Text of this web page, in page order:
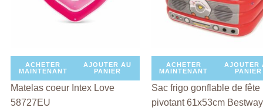
ACHETER
MAINTENANT
AJOUTER AU
PANIER
Matelas coeur Intex Love
58727EU
ACHETER
MAINTENANT
AJOUTER
PANIER
Sac frigo gonflable de fête
pivotant 61x53cm Bestway